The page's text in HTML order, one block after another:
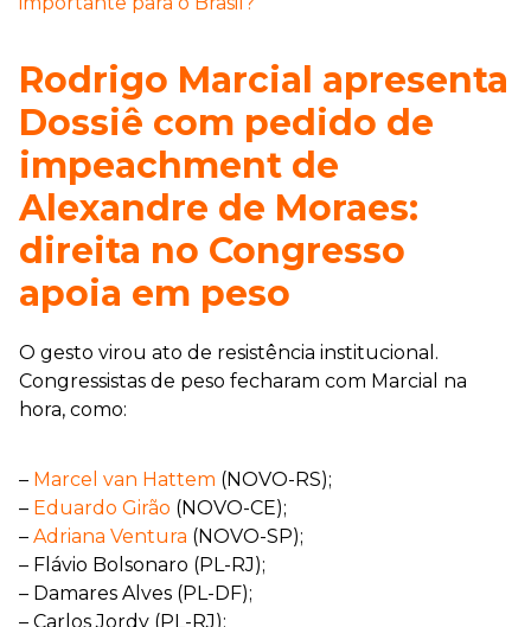
Rodrigo Marcial apresenta
Dossiê com pedido de
impeachment de
Alexandre de Moraes:
direita no Congresso
apoia em peso
O gesto virou ato de resistência institucional.
Congressistas de peso fecharam com Marcial na
hora, como:
– Marcel van Hattem (NOVO-RS);
– Eduardo Girão (NOVO-CE);
– Adriana Ventura (NOVO-SP);
– Flávio Bolsonaro (PL-RJ);
– Damares Alves (PL-DF);
– Carlos Jordy (PL-RJ);